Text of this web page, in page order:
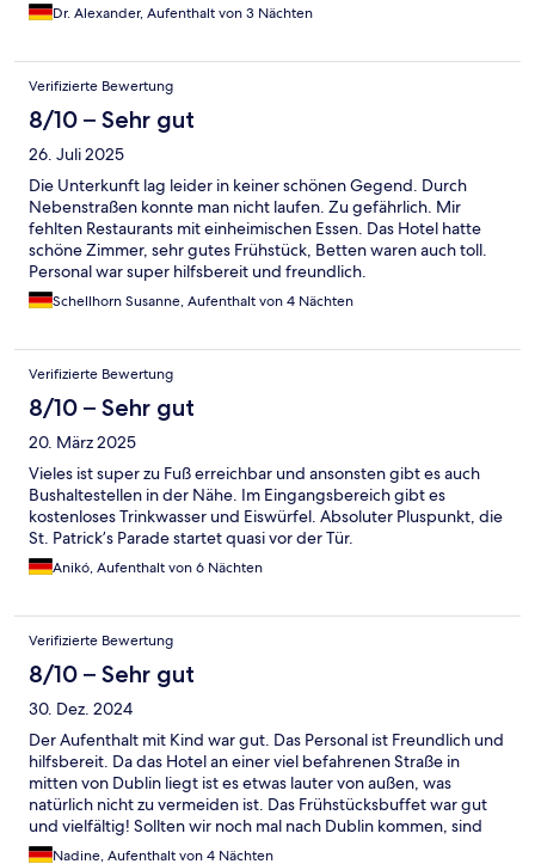
Dr. Alexander, Aufenthalt von 3 Nächten
Verifizierte Bewertung
8/10 – Sehr gut
26. Juli 2025
Die Unterkunft lag leider in keiner schönen Gegend. Durch
Nebenstraßen konnte man nicht laufen. Zu gefährlich. Mir
fehlten Restaurants mit einheimischen Essen. Das Hotel hatte
schöne Zimmer, sehr gutes Frühstück, Betten waren auch toll.
Personal war super hilfsbereit und freundlich.
Schellhorn Susanne, Aufenthalt von 4 Nächten
Verifizierte Bewertung
8/10 – Sehr gut
20. März 2025
Vieles ist super zu Fuß erreichbar und ansonsten gibt es auch
Bushaltestellen in der Nähe. Im Eingangsbereich gibt es
kostenloses Trinkwasser und Eiswürfel. Absoluter Pluspunkt, die
St. Patrick’s Parade startet quasi vor der Tür.
Anikó, Aufenthalt von 6 Nächten
Verifizierte Bewertung
8/10 – Sehr gut
30. Dez. 2024
Der Aufenthalt mit Kind war gut. Das Personal ist Freundlich und
hilfsbereit. Da das Hotel an einer viel befahrenen Straße in
mitten von Dublin liegt ist es etwas lauter von außen, was
natürlich nicht zu vermeiden ist. Das Frühstücksbuffet war gut
und vielfältig! Sollten wir noch mal nach Dublin kommen, sind
wir dort wieder gerne zu Gast.
Nadine, Aufenthalt von 4 Nächten